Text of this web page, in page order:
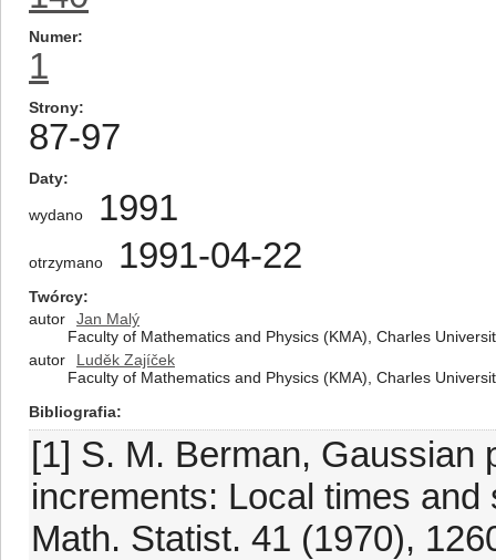
Numer
1
Strony
87-97
Daty
wydano 1991
otrzymano 1991-04-22
Twórcy
autor
Jan Malý
Faculty of Mathematics and Physics (KMA), Charles
autor
Luděk Zajíček
Faculty of Mathematics and Physics (KMA), Charles
Bibliografia
[1] S. M. Berman, Gaussian
increments: Local times
Math. Statist. 41 (1970),